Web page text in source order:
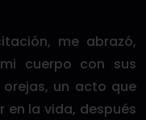
me abrazó,
cuerpo con sus
un acto que
en la vida, después